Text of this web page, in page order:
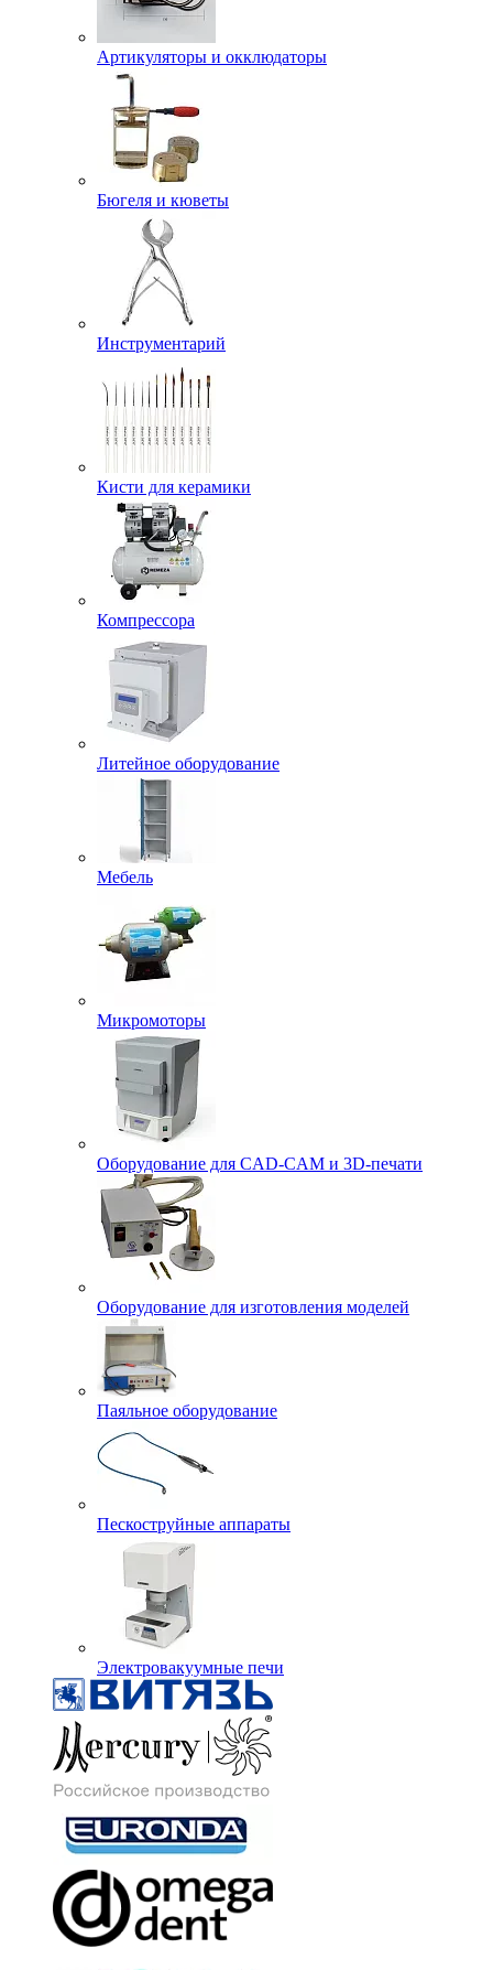
Артикуляторы и окклюдаторы
Бюгеля и кюветы
Инструментарий
Кисти для керамики
Компрессора
Литейное оборудование
Мебель
Микромоторы
Оборудование для CAD-CAM и 3D-печати
Оборудование для изготовления моделей
Паяльное оборудование
Пескоструйные аппараты
Электровакуумные печи